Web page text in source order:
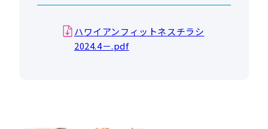
ハワイアンフィットネスチラシ
2024.4－.pdf